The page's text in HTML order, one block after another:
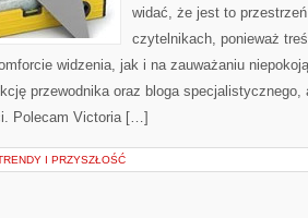
widać, że jest to
czytelnikach, ponieważ
widzenia, jak i na zauważaniu
przewodnika oraz bloga specjalistycznego,
Polecam Victoria […]
I PRZYSZŁOŚĆ